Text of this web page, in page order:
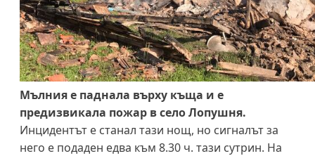
Мълния е паднала върху къща и е
предизвикала пожар в село Лопушня.
Инцидентът е станал тази нощ, но сигналът за
него е подаден едва към 8.30 ч. тази сутрин. На